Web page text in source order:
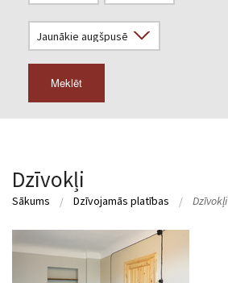
Meklēt
Dzīvokļi
Sākums Dzīvojamās platības Dzīvokļi